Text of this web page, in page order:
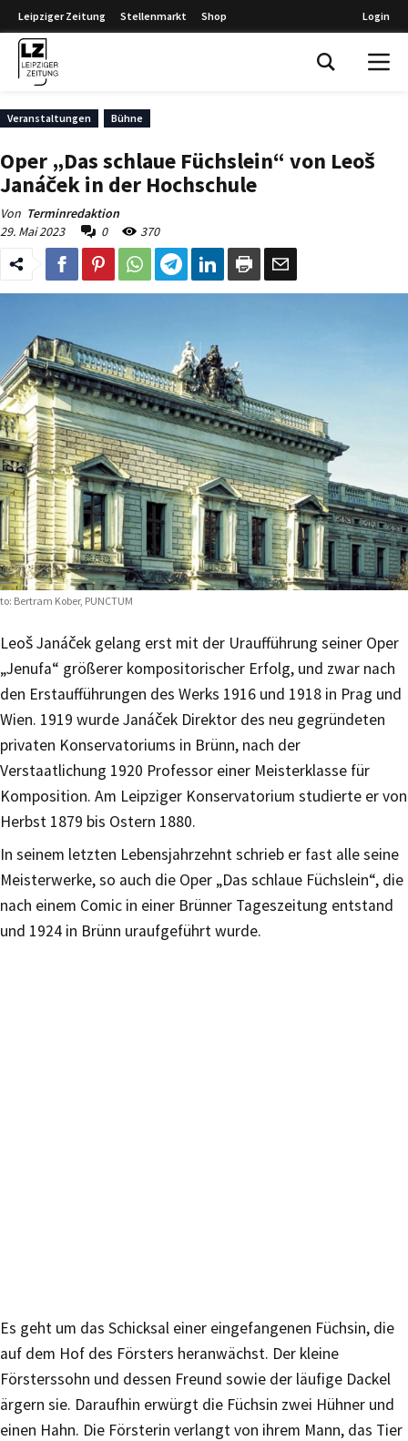
Leipziger Zeitung Stellenmarkt Shop Login
Veranstaltungen Bühne
Oper „Das schlaue Füchslein“ von Leoš
Janáček in der Hochschule
Von Terminredaktion
29. Mai 2023
0 370
Bertram Kober, PUNCTUM
Leoš Janáček gelang erst mit der Uraufführung seiner Oper
„Jenufa“ größerer kompositorischer Erfolg, und zwar nach
den Erstaufführungen des Werks 1916 und 1918 in Prag und
Wien. 1919 wurde Janáček Direktor des neu gegründeten
privaten Konservatoriums in Brünn, nach der
Verstaatlichung 1920 Professor einer Meisterklasse für
Komposition. Am Leipziger Konservatorium studierte er von
Herbst 1879 bis Ostern 1880.
In seinem letzten Lebensjahrzehnt schrieb er fast alle seine
Meisterwerke, so auch die Oper „Das schlaue Füchslein“, die
nach einem Comic in einer Brünner Tageszeitung entstand
und 1924 in Brünn uraufgeführt wurde.
Es geht um das Schicksal einer eingefangenen Füchsin, die
auf dem Hof des Försters heranwächst. Der kleine
Försterssohn und dessen Freund sowie der läufige Dackel
ärgern sie. Daraufhin erwürgt die Füchsin zwei Hühner und
einen Hahn. Die Försterin verlangt von ihrem Mann, das Tier